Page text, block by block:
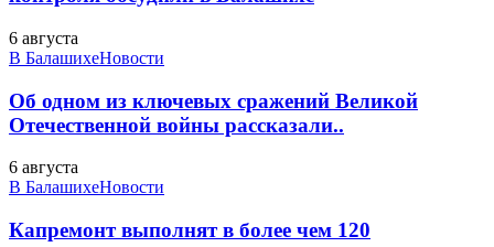
6 августа
В БалашихеНовости
Об одном из ключевых сражений Великой
Отечественной войны рассказали..
6 августа
В БалашихеНовости
Капремонт выполнят в более чем 120